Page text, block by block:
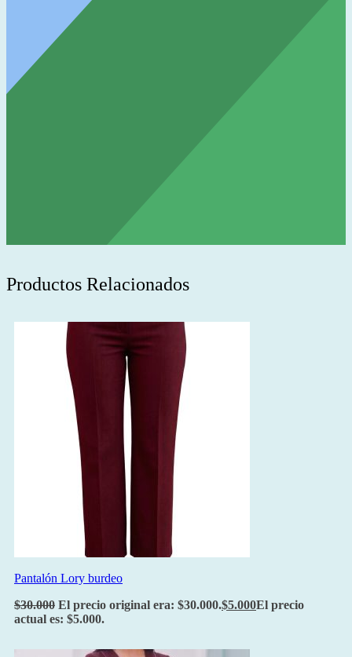
Productos Relacionados
Pantalón Lory burdeo
$30.000 El precio original era: $30.000.$5.000El precio
actual es: $5.000.